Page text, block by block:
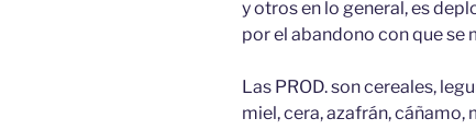
y otros en lo general, es
por el abandono con que se
Las PROD. son cereales,
miel, cera, azafrán,